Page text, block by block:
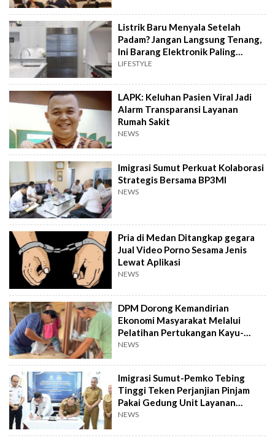
Listrik Baru Menyala Setelah
Padam? Jangan Langsung Tenang,
Ini Barang Elektronik Paling
Rawan Rusak
LIFESTYLE
LAPK: Keluhan Pasien Viral Jadi
Alarm Transparansi Layanan
Rumah Sakit
NEWS
Imigrasi Sumut Perkuat Kolaborasi
Strategis Bersama BP3MI
NEWS
Pria di Medan Ditangkap gegara
Jual Video Porno Sesama Jenis
Lewat Aplikasi
NEWS
DPM Dorong Kemandirian
Ekonomi Masyarakat Melalui
Pelatihan Pertukangan Kayu-
Pelatihan UMKM
NEWS
Imigrasi Sumut-Pemko Tebing
Tinggi Teken Perjanjian Pinjam
Pakai Gedung Unit Layanan
Paspor
NEWS